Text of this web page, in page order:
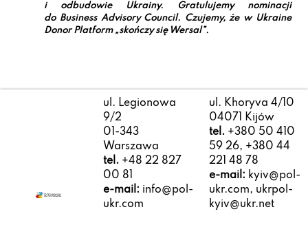
i odbudowie Ukrainy. Gratulujemy nominacji
do Business Advisory Council. Czujemy, że w Ukraine
Donor Platform „skończy się Wersal”.
ul. Legionowa
9/2
01-343
Warszawa
tel. +48 22 827
00 81
e-mail: info@pol-
ukr.com
ul. Khoryva 4/10
04071 Kijów
tel. +380 50 410
59 26, +380 44
221 48 78
e-mail: kyiv@pol-
ukr.com, ukrpol-
kyiv@ukr.net